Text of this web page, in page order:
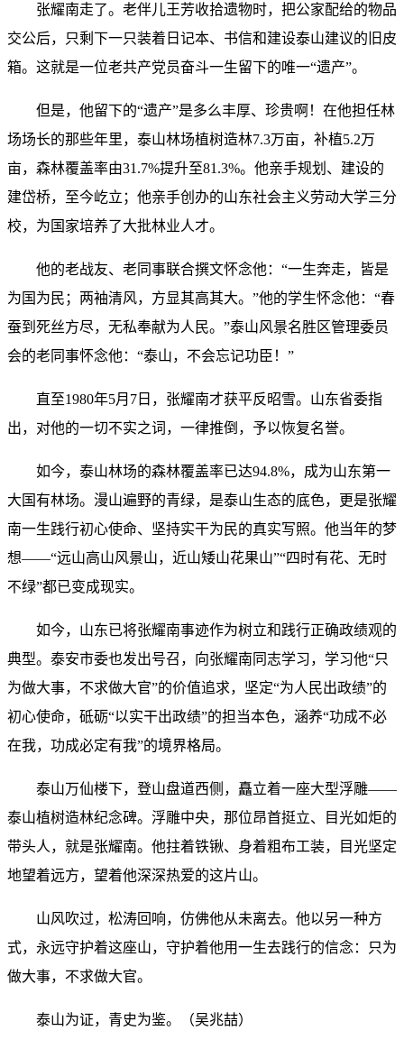
张耀南走了。老伴儿王芳收拾遗物时，把公家配给的物品
交公后，只剩下一只装着日记本、书信和建设泰山建议的旧皮
箱。这就是一位老共产党员奋斗一生留下的唯一“遗产”。
但是，他留下的“遗产”是多么丰厚、珍贵啊！在他担任林
场场长的那些年里，泰山林场植树造林7.3万亩，补植5.2万
亩，森林覆盖率由31.7%提升至81.3%。他亲手规划、建设的
建岱桥，至今屹立；他亲手创办的山东社会主义劳动大学三分
校，为国家培养了大批林业人才。
他的老战友、老同事联合撰文怀念他：“一生奔走，皆是
为国为民；两袖清风，方显其高其大。”他的学生怀念他：“春
蚕到死丝方尽，无私奉献为人民。”泰山风景名胜区管理委员
会的老同事怀念他：“泰山，不会忘记功臣！”
直至1980年5月7日，张耀南才获平反昭雪。山东省委指
出，对他的一切不实之词，一律推倒，予以恢复名誉。
如今，泰山林场的森林覆盖率已达94.8%，成为山东第一
大国有林场。漫山遍野的青绿，是泰山生态的底色，更是张耀
南一生践行初心使命、坚持实干为民的真实写照。他当年的梦
想——“远山高山风景山，近山矮山花果山”“四时有花、无时
不绿”都已变成现实。
如今，山东已将张耀南事迹作为树立和践行正确政绩观的
典型。泰安市委也发出号召，向张耀南同志学习，学习他“只
为做大事，不求做大官”的价值追求，坚定“为人民出政绩”的
初心使命，砥砺“以实干出政绩”的担当本色，涵养“功成不必
在我，功成必定有我”的境界格局。
泰山万仙楼下，登山盘道西侧，矗立着一座大型浮雕——
泰山植树造林纪念碑。浮雕中央，那位昂首挺立、目光如炬的
带头人，就是张耀南。他拄着铁锹、身着粗布工装，目光坚定
地望着远方，望着他深深热爱的这片山。
山风吹过，松涛回响，仿佛他从未离去。他以另一种方
式，永远守护着这座山，守护着他用一生去践行的信念：只为
做大事，不求做大官。
泰山为证，青史为鉴。（吴兆喆）